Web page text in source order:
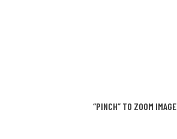
“PINCH” TO ZOOM IMAGE